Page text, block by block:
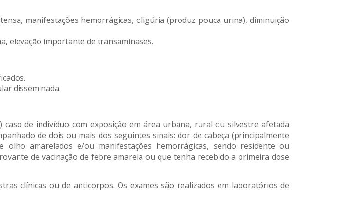
manifestações hemorrágicas, oligúria (produz pouca urina), diminuição
elevação importante de transaminases.
disseminada.
de indivíduo com exposição em área urbana, rural ou silvestre afetada
de dois ou mais dos seguintes sinais: dor de cabeça (principalmente
amarelados e/ou manifestações hemorrágicas, sendo residente ou
de vacinação de febre amarela ou que tenha recebido a primeira dose
clínicas ou de anticorpos. Os exames são realizados em laboratórios de